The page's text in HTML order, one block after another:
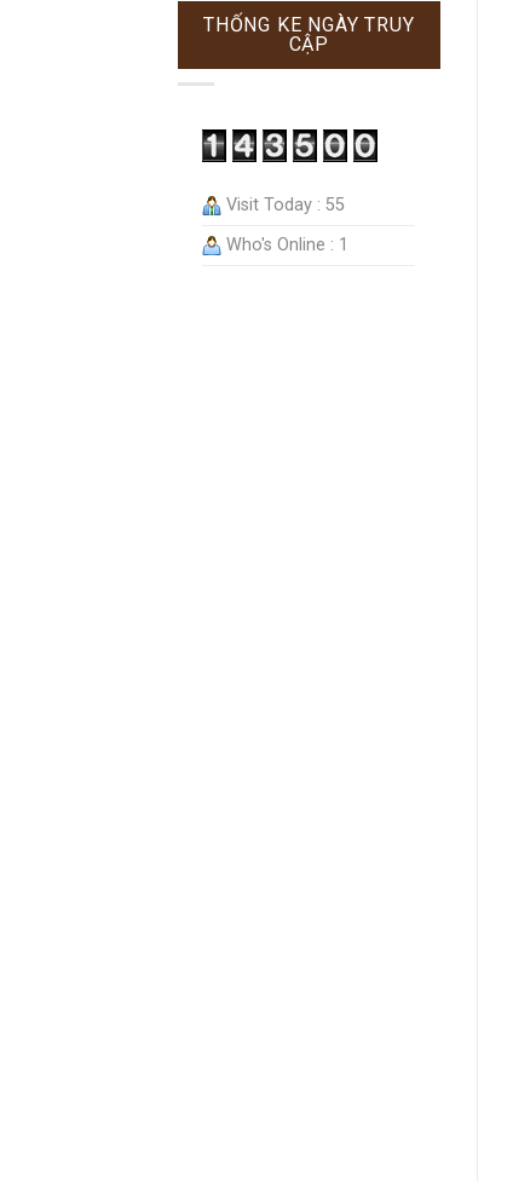
THỐNG KE NGÀY TRUY
CẬP
Visit Today : 55
Who's Online : 1